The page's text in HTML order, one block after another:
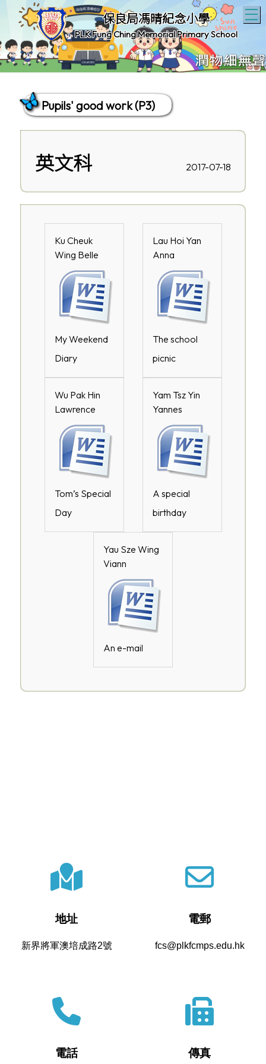
保良局馮晴紀念小學
PLK Fung Ching Memorial Primary School
Pupils' good work (P3)
英文科 2017-07-18
Ku Cheuk
Wing Belle
My Weekend
Diary
Lau Hoi Yan
Anna
The school
picnic
Wu Pak Hin
Lawrence
Tom’s Special
Day
Yam Tsz Yin
Yannes
A special
birthday
Yau Sze Wing
Viann
An e-mail
地址
新界將軍澳培成路2號
電郵
fcs@plkfcmps.edu.hk
電話 傳真